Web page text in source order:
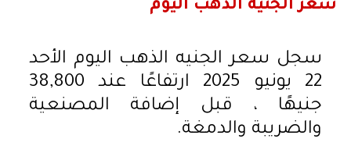
سعر الجنيه الذهب اليوم
سجل سعر الجنيه الذهب اليوم الأحد
22 يونيو 2025 ارتفاعًا عند 38,800
جنيهًا ، قبل إضافة المصنعية
والضريبة والدمغة.